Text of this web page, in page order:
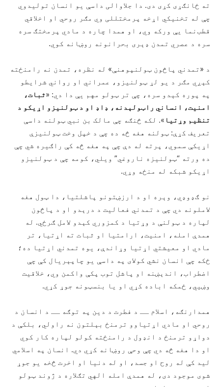
ته ځانګړی کړی دی. دا جلاوالی داسې یو انسان تولیدوي
چې له تخنیکي اړخه پرمختللی وي مګر روحي او اخلاقي
قطب‌نما یې ورکه وي، او همدا چاره د مادي پرمختګ سره
سره د عصري تمدن ډېری بحرانونه روښانه کوي.
د «تمدني پاڅون ټولنپوهنې» له نظره، تمدن نه رامنځته
کېږي مګر د یو لړ ټولنیزو، عمراني او رواني شرایطو
په پوره کېدو سره، چې تر ټولو مهم یې دا دي: «ثبات،
امنیت، انساني راټولېدنه، ډاډ او د ټولنیزو اړیکو د
تنظیم وړتیا ». لکه څنګه چې مالک بن نبي ټولنه داسې
تعریف کړې: ټولنه هغه څه ده چې د خپل وخت ټولنیزې
اړیکې سموي، پرته له دې چې په هغه څه کې راګیره شي چې
ده ورته “ټولنیزه ناروغي” ویلي، کومه چې د ټولنیزو
اړیکو شبکه له منځه وړي.
نو ګډوډي، وېره او د ارزښتونو پاشلتیا، دا ټول هغه
لاملونه دي چې د تمدني فعالیت د درېدو او د پاڅون
لپاره د ټولنې د وړتیا د کمزوري کېدو لامل ګرځي. له
همدې امله، امنیت، ارامتیا او ثبات ته اړتیا، تر
مادي او معیشتي اړتیا وړاندې، یوه تمدني اړتیا ده؛
ځکه چې انسان نشي کولای په داسې یو چاپېریال کې چې
اضطراب، اندېښنه او پاشل توب پکې واکمن وي، خلاقیت
وښيي، ځمکه اباده کړي او یا بنسټونه جوړ کړي.
همدارنګه، اسلام ــ د فطرت د دین په توګه ــ د انسان د
روحي او مادي اړتیاوو ترمنځ بېلتون نه راولي، بلکې د
دواړو ترمنځ د انډول د رامنځته کولو لپاره کار کوي
او دا هغه څه دي چې وحې روښانه کړي دي. انسان په اسلامي
لید کې له روح او جسد، او له دنیا او اخرت څخه یو جوړ
شوی موجود دی، له همدې امله الهي تګلاره د ژوند ټولو